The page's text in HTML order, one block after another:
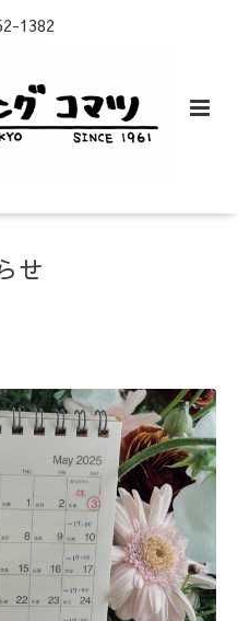
1382
せ